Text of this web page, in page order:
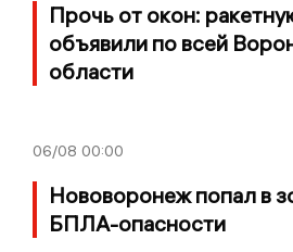
Прочь от окон:
объявили по всей
области
06/08 00:00
Нововоронеж попал в
БПЛА-опасности